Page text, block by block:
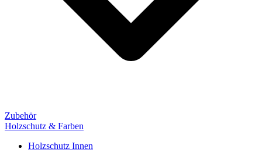
Zubehör
Holzschutz & Farben
Holzschutz Innen